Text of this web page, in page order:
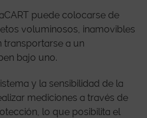
puede colocarse de
voluminosos, inamovibles
transportarse a un
bajo uno.
y la sensibilidad de la
mediciones a través de
lo que posibilita el